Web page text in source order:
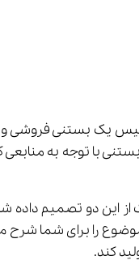
یک بستنی فروشی و
و آبمیوه اشاره شده است. یک کارآفرین باید